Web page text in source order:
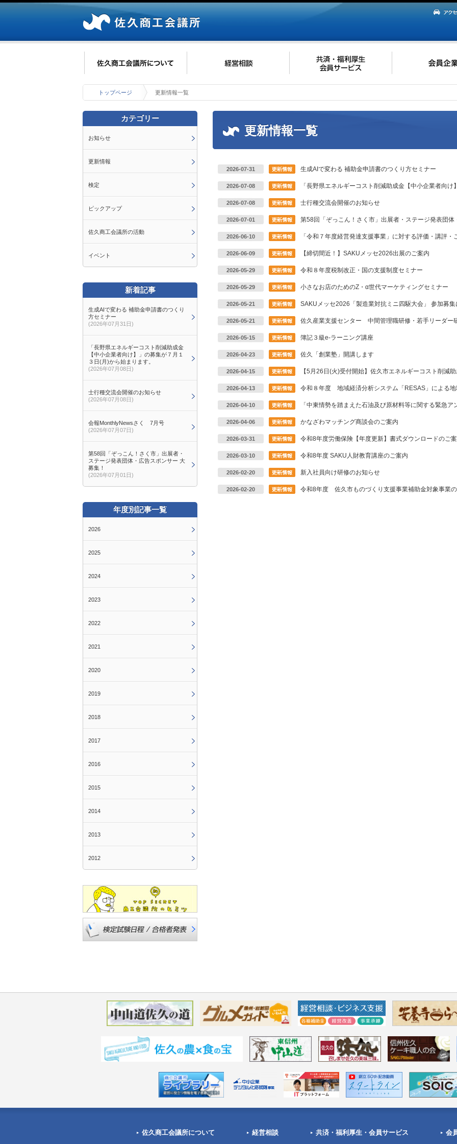
トップページ 更新情報一覧
更新情報一覧
2026-07-31 生成AIで変わる 補助金申請書のつくり方セミナー
2026-07-08 「長野県エネルギーコスト削減助成金【中小企業者向
2026-07-08 士行種交流会開催のお知らせ
2026-07-01 第58回「ぞっこん！さく市」出展者・ステージ発表団体
2026-06-10 「令和７年度経営発達支援事業」に対する評価・講評・
2026-06-09 【締切間近！】SAKUメッセ2026出展のご案内
2026-05-29 令和８年度税制改正・国の支援制度セミナー
2026-05-29 小さなお店のためのZ・α世代マーケティングセミナー
2026-05-21 SAKUメッセ2026「製造業対抗ミニ四駆大会」 参加募集
2026-05-21 佐久産業支援センター 中間管理職研修・若手リーダー
2026-05-15 簿記３級e-ラーニング講座
2026-04-23 佐久「創業塾」開講します
2026-04-15 【5月26日(火)受付開始】佐久市エネルギーコスト削減
2026-04-13 令和８年度 地域経済分析システム「RESAS」による
2026-04-10 「中東情勢を踏まえた石油及び原材料等に関する緊急ア
2026-04-06 かなざわマッチング商談会のご案内
2026-03-31 令和8年度労働保険【年度更新】書式ダウンロードのご
2026-03-10 令和8年度 SAKU人財教育講座のご案内
2026-02-20 新入社員向け研修のお知らせ
2026-02-20 令和8年度 佐久市ものづくり支援事業補助金対象事業
カテゴリー
お知らせ
更新情報
検定
ピックアップ
佐久商工会議所の活動
イベント
新着記事
生成AIで変わる 補助金申請書のつくり
方セミナー
(2026年07月31日)
「長野県エネルギーコスト削減助成金
【中小企業者向け】」の募集が７月１
３日(月)から始まります。
(2026年07月08日)
士行種交流会開催のお知らせ
(2026年07月08日)
会報MonthlyNewsさく 7月号
(2026年07月07日)
第58回「ぞっこん！さく市」出展者・
ステージ発表団体・広告スポンサー 大
募集！
(2026年07月01日)
年度別記事一覧
2026
2025
2024
2023
2022
2021
2020
2019
2018
2017
2016
2015
2014
2013
2012
佐久商工会議所について 経営相談 共済・福利厚生・会員サービス 会